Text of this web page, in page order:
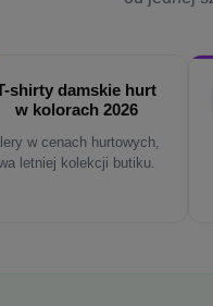
shirty damskie hurt
w kolorach 2026
w cenach hurtowych,
letniej kolekcji butiku.